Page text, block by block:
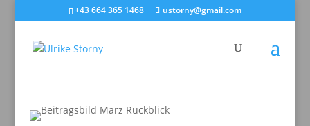
+43 664 365 1468 ustorny@gmail.com